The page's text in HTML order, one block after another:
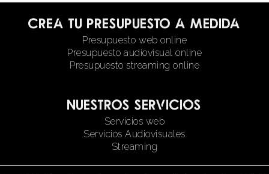
Crea tu presupuesto a medida
Presupuesto web online
Presupuesto audiovisual online
Presupuesto streaming online
Nuestros servicios
Servicios web
Servicios Audiovisuales
Streaming